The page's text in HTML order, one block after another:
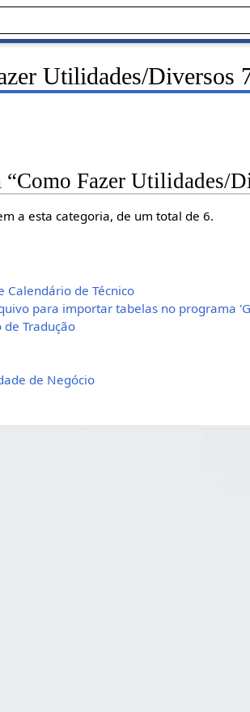
Utilidades/Diversos
“Como Fazer Utilidades/
a esta categoria, de um total de 6.
Calendário de Técnico
para importar tabelas no programa
de Tradução
de Negócio